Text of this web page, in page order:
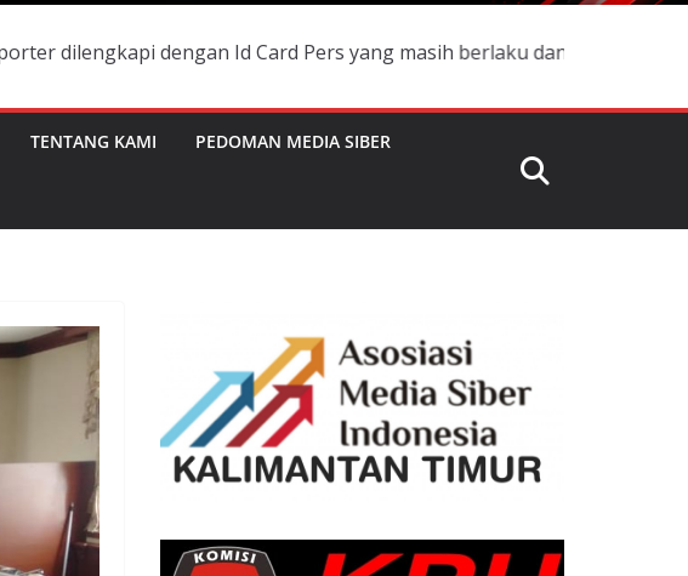
dengan Id Card Pers yang masih berlaku dan namanya terdaftar di
TENTANG KAMI PEDOMAN MEDIA SIBER